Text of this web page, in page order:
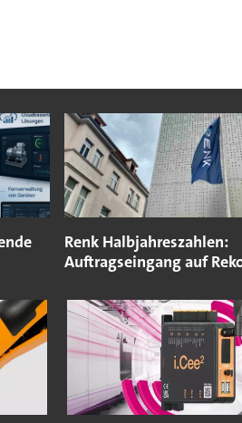
Renk Halbjahreszahlen:
Auftragseingang auf